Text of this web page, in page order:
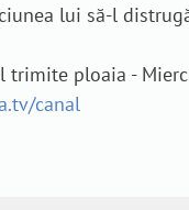
lui să-l
trimite ploaia -
canal